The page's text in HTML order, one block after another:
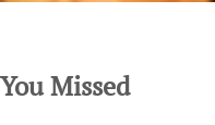
You Missed